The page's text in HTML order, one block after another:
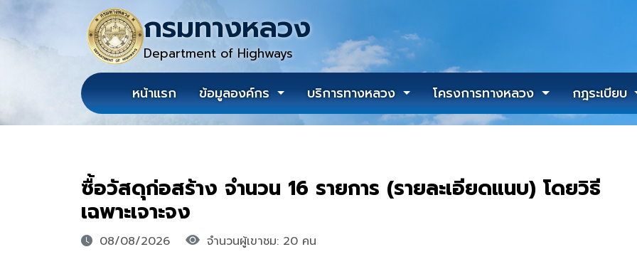
กรมทางหลวง
Department of Highways
หน้าแรก ข้อมูลองค์กร บริการทางหลวง โครงการทางหลวง กฎระเบียบ
ซื้อวัสดุก่อสร้าง จำนวน 16 รายการ (รายละเอียดแนบ) โดยวิธี
เฉพาะเจาะจง
08/08/2026 จำนวนผู้เขาชม: 20 คน